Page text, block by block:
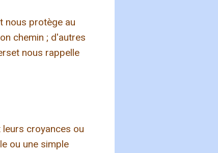
nous protège au
chemin ; d'autres
nous rappelle
croyances ou
ou une simple